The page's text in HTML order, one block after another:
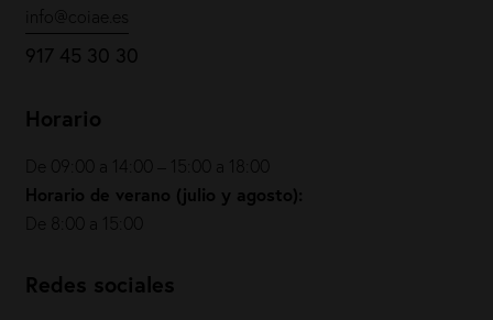
917 45 30 30
Horario
De 09:00 a 14:00 – 15:00 a 18:00
Horario de verano (julio y agosto):
De 8:00 a 15:00
Redes sociales